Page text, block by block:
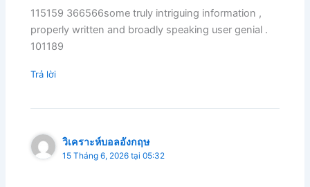
115159 366566some truly intriguing information ,
properly written and broadly speaking user genial .
101189
Trả lời
วิเคราะห์บอลอังกฤษ
15 Tháng 6, 2026 tại 05:32